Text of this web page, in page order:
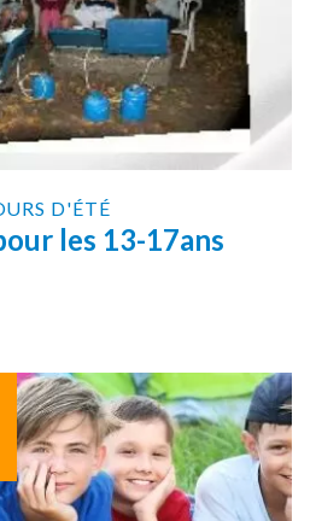
D'ÉTÉ
les 13-17ans